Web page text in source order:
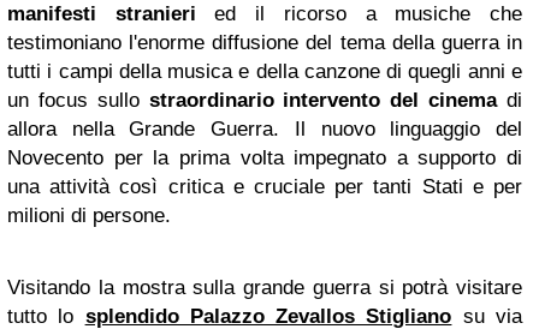
manifesti stranieri ed il ricorso a musiche che
testimoniano l'enorme diffusione del tema della guerra in
tutti i campi della musica e della canzone di quegli anni e
un focus sullo straordinario intervento del cinemadi
allora nella Grande Guerra. Il nuovo linguaggio del
Novecento per la prima volta impegnato a supporto di
una attività così critica e cruciale per tanti Stati e per
milioni di persone.
Visitando la mostra sulla grande guerra si potrà visitare
tutto lo splendido Palazzo Zevallos Stigliano su via